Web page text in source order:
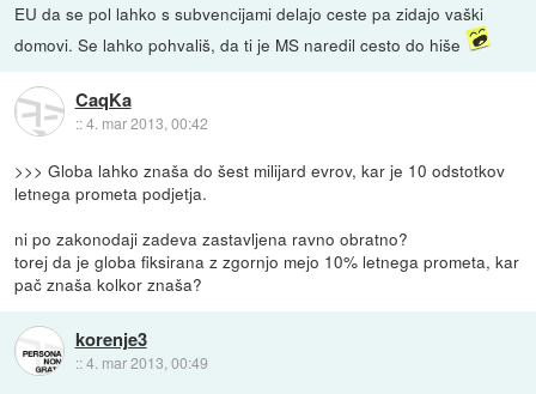
EU da se pol lahko s subvencijami delajo ceste pa zidajo vaški
domovi. Se lahko pohvališ, da ti je MS naredil cesto do hiše
CaqKa
::4. mar 2013, 00:42
>>> Globa lahko znaša do šest milijard evrov, kar je 10 odstotkov
letnega prometa podjetja.
ni po zakonodaji zadeva zastavljena ravno obratno?
torej da je globa fiksirana z zgornjo mejo 10% letnega prometa, kar
pač znaša kolkor znaša?
korenje3
::4. mar 2013, 00:49